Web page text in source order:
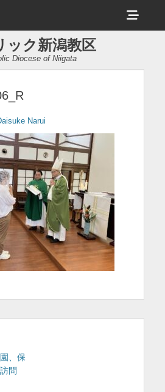
ヘ
ッ
ー
ック新潟教区
Diocese of Niigata
Narui
、保
問